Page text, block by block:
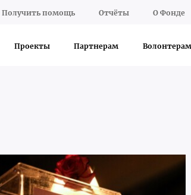
Получить помощь Отчёты О Фонде
Проекты Партнерам Волонтерам